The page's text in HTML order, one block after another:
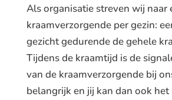
Als organisatie streven wij naar
kraamverzorgende per gezin:
gezicht gedurende de gehele
Tijdens de kraamtijd is de
van de kraamverzorgende bij
belangrijk en jij kan dan ook het